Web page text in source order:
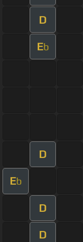
D
Eb
D
Eb
D
D